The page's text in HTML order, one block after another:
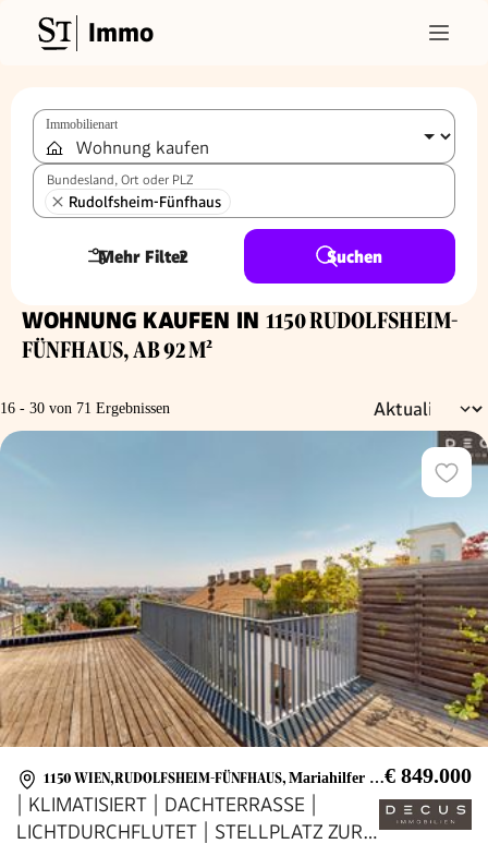
Immo
Immobilienart
Bundesland, Ort oder PLZ
Rudolfsheim-Fünfhaus
Mehr Filter
2 Suchen
WOHNUNG KAUFEN IN 1150 RUDOLFSHEIM-
FÜNFHAUS, AB 92 M²
16 - 30 von 71 Ergebnissen
1150 WIEN,RUDOLFSHEIM-FÜNFHAUS, Mariahilfer Straße € 849.000
| KLIMATISIERT | DACHTERRASSE |
LICHTDURCHFLUTET | STELLPLATZ ZUR